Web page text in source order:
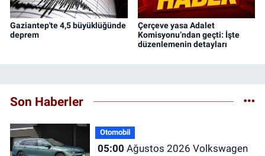
Gaziantep'te 4,5 büyüklüğünde
deprem
Çerçeve yasa Adalet
Komisyonu’ndan geçti: İşte
düzenlemenin detayları
Son Haberler
Otomobil
05:00